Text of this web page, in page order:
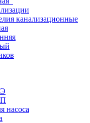
канализационные
насоса